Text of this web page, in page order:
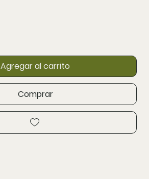
Agregar al carrito
Comprar